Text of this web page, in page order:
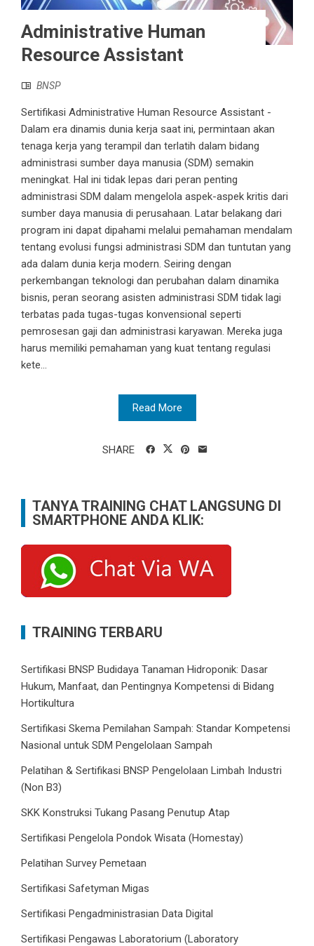
Administrative Human
Resource Assistant
BNSP
Sertifikasi Administrative Human Resource Assistant -
Dalam era dinamis dunia kerja saat ini, permintaan akan
tenaga kerja yang terampil dan terlatih dalam bidang
administrasi sumber daya manusia (SDM) semakin
meningkat. Hal ini tidak lepas dari peran penting
administrasi SDM dalam mengelola aspek-aspek kritis dari
sumber daya manusia di perusahaan. Latar belakang dari
program ini dapat dipahami melalui pemahaman mendalam
tentang evolusi fungsi administrasi SDM dan tuntutan yang
ada dalam dunia kerja modern. Seiring dengan
perkembangan teknologi dan perubahan dalam dinamika
bisnis, peran seorang asisten administrasi SDM tidak lagi
terbatas pada tugas-tugas konvensional seperti
pemrosesan gaji dan administrasi karyawan. Mereka juga
harus memiliki pemahaman yang kuat tentang regulasi
kete...
Read More
SHARE
TANYA TRAINING CHAT LANGSUNG DI
SMARTPHONE ANDA KLIK:
TRAINING TERBARU
Sertifikasi BNSP Budidaya Tanaman Hidroponik: Dasar
Hukum, Manfaat, dan Pentingnya Kompetensi di Bidang
Hortikultura
Sertifikasi Skema Pemilahan Sampah: Standar Kompetensi
Nasional untuk SDM Pengelolaan Sampah
Pelatihan & Sertifikasi BNSP Pengelolaan Limbah Industri
(Non B3)
SKK Konstruksi Tukang Pasang Penutup Atap
Sertifikasi Pengelola Pondok Wisata (Homestay)
Pelatihan Survey Pemetaan
Sertifikasi Safetyman Migas
Sertifikasi Pengadministrasian Data Digital
Sertifikasi Pengawas Laboratorium (Laboratory